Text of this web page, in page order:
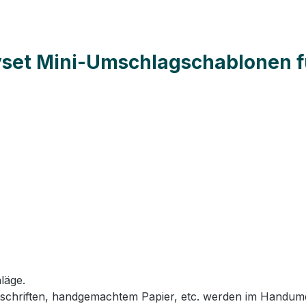
Mini-Umschlagschablonen
handgemachtem Papier, etc. werden im